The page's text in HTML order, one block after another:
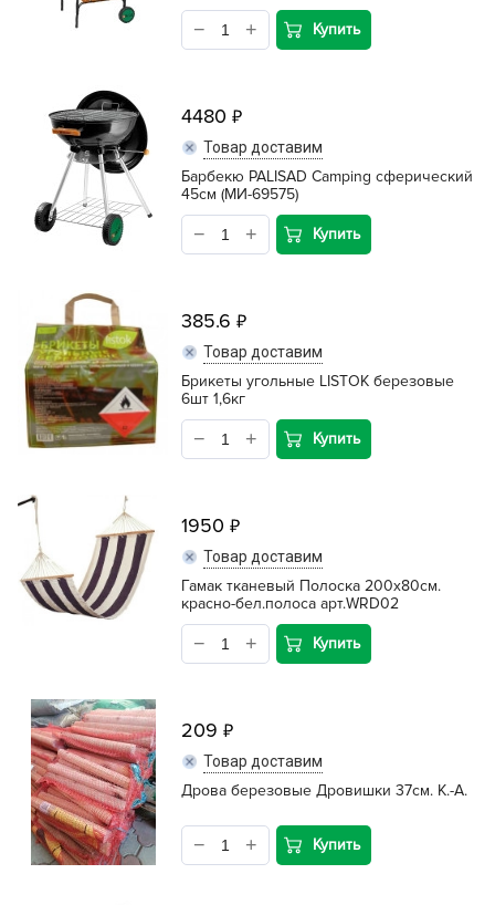
Купить
4480
Товар доставим
Барбекю PALISAD Camping сферический
45см (МИ-69575)
Купить
385.6
Товар доставим
Брикеты угольные LISTOK березовые
6шт 1,6кг
Купить
1950
Товар доставим
Гамак тканевый Полоска 200х80см.
красно-бел.полоса арт.WRD02
Купить
209
Товар доставим
Дрова березовые Дровишки 37см. К.-А.
Купить